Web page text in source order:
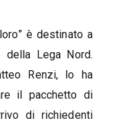
è destinato a
della Lega Nord.
Renzi, lo ha
il pacchetto di
di richiedenti